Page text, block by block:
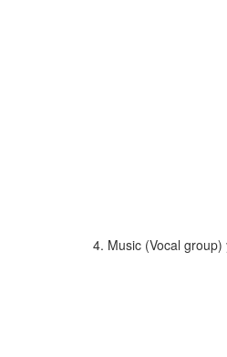
4. Music (Vocal